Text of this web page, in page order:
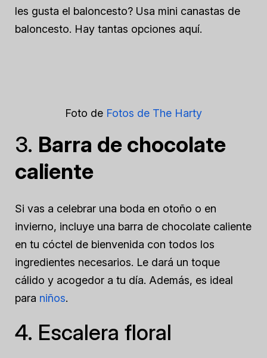
les gusta el baloncesto? Usa mini canastas de
baloncesto. Hay tantas opciones aquí.
Foto de Fotos de The Harty
3. Barra de chocolate
caliente
Si vas a celebrar una boda en otoño o en
invierno, incluye una barra de chocolate caliente
en tu cóctel de bienvenida con todos los
ingredientes necesarios. Le dará un toque
cálido y acogedor a tu día. Además, es ideal
para niños.
4. Escalera floral